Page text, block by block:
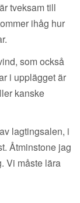
tveksam till
ihåg hur
som också
i upplägget är
kanske
lagtingsalen, i
Åtminstone jag
Vi måste lära